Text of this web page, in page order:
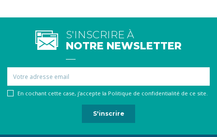
S'INSCRIRE À
NOTRE NEWSLETTER
En cochant cette case, j’accepte la Politique de confidentialité de ce site.